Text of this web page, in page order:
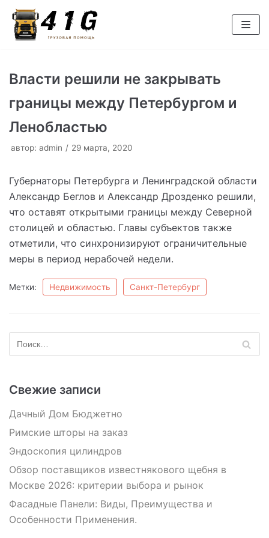
Перейти
к
Власти решили не закрывать
границы между Петербургом и
Ленобластью
автор: admin 29 марта, 2020
Губернаторы Петербурга и Ленинградской области
Александр Беглов и Александр Дрозденко решили,
что оставят открытыми границы между Северной
столицей и областью. Главы субъектов также
отметили, что синхронизируют ограничительные
меры в период нерабочей недели.
Метки: Недвижимость Санкт-Петербург
Свежие записи
Дачный Дом Бюджетно
Римские шторы на заказ
Эндоскопия цилиндров
Обзор поставщиков известнякового щебня в
Москве 2026: критерии выбора и рынок
Фасадные Панели: Виды, Преимущества и
Особенности Применения.